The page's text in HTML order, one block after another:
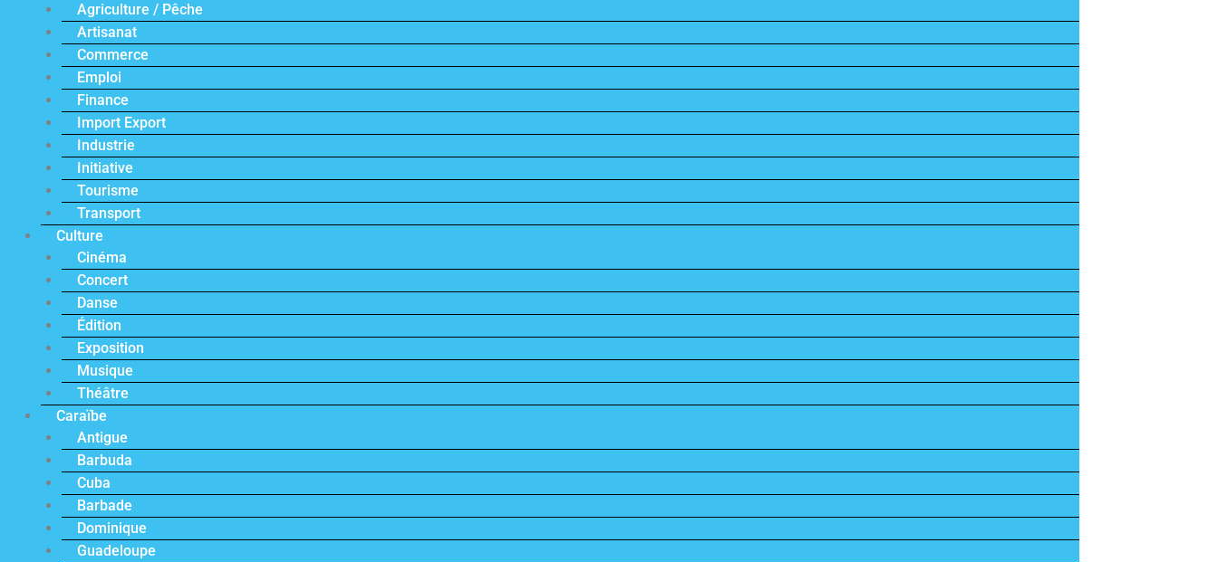
Agriculture / Pêche
Artisanat
Commerce
Emploi
Finance
Import Export
Industrie
Initiative
Tourisme
Transport
Culture
Cinéma
Concert
Danse
Édition
Exposition
Musique
Théâtre
Caraïbe
Antigue
Barbuda
Cuba
Barbade
Dominique
Guadeloupe